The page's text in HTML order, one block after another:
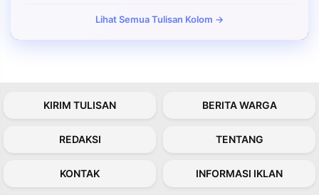
Lihat Semua Tulisan Kolom →
KIRIM TULISAN BERITA WARGA
REDAKSI TENTANG
KONTAK INFORMASI IKLAN